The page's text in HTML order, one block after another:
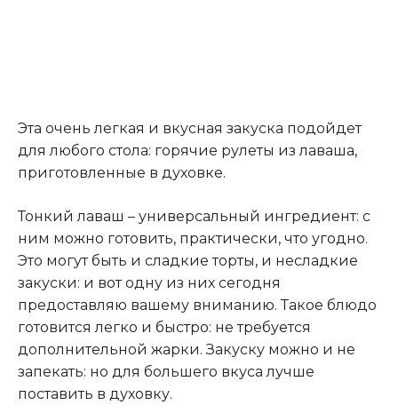
Эта очень легкая и вкусная закуска подойдет
для любого стола: горячие рулеты из лаваша,
приготовленные в духовке.
Тонкий лаваш – универсальный ингредиент: с
ним можно готовить, практически, что угодно.
Это могут быть и сладкие торты, и несладкие
закуски: и вот одну из них сегодня
предоставляю вашему вниманию. Такое блюдо
готовится легко и быстро: не требуется
дополнительной жарки. Закуску можно и не
запекать: но для большего вкуса лучше
поставить в духовку.